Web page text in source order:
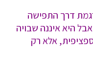
דרך התפישה
היא איננה שבויה
אלא רק